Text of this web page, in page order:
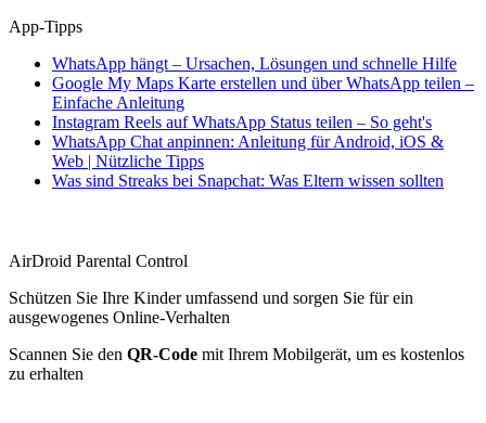
App-Tipps
WhatsApp hängt – Ursachen, Lösungen und schnelle Hilfe
Google My Maps Karte erstellen und über WhatsApp teilen –
Einfache Anleitung
Instagram Reels auf WhatsApp Status teilen – So geht's
WhatsApp Chat anpinnen: Anleitung für Android, iOS &
Web | Nützliche Tipps
Was sind Streaks bei Snapchat: Was Eltern wissen sollten
AirDroid Parental Control
Schützen Sie Ihre Kinder umfassend und sorgen Sie für ein
ausgewogenes Online-Verhalten
Scannen Sie den QR-Code mit Ihrem Mobilgerät, um es kostenlos
zu erhalten